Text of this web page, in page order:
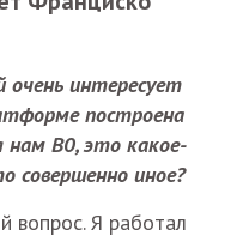
интересует
построена
нам В0, это какое-
совершенно иное?
вопрос. Я работал